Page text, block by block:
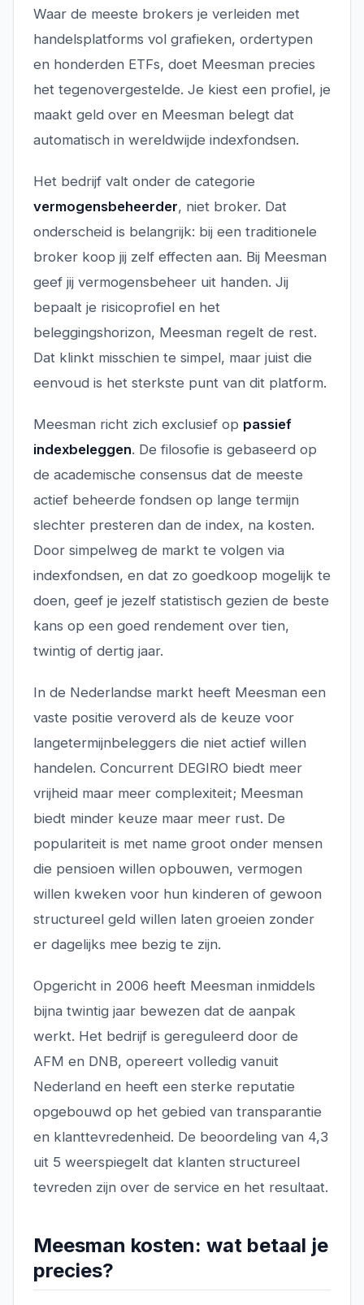
Waar de meeste brokers je verleiden met
handelsplatforms vol grafieken, ordertypen
en honderden ETFs, doet Meesman precies
het tegenovergestelde. Je kiest een profiel, je
maakt geld over en Meesman belegt dat
automatisch in wereldwijde indexfondsen.
Het bedrijf valt onder de categorie
vermogensbeheerder, niet broker. Dat
onderscheid is belangrijk: bij een traditionele
broker koop jij zelf effecten aan. Bij Meesman
geef jij vermogensbeheer uit handen. Jij
bepaalt je risicoprofiel en het
beleggingshorizon, Meesman regelt de rest.
Dat klinkt misschien te simpel, maar juist die
eenvoud is het sterkste punt van dit platform.
Meesman richt zich exclusief op passief
indexbeleggen. De filosofie is gebaseerd op
de academische consensus dat de meeste
actief beheerde fondsen op lange termijn
slechter presteren dan de index, na kosten.
Door simpelweg de markt te volgen via
indexfondsen, en dat zo goedkoop mogelijk te
doen, geef je jezelf statistisch gezien de beste
kans op een goed rendement over tien,
twintig of dertig jaar.
In de Nederlandse markt heeft Meesman een
vaste positie veroverd als de keuze voor
langetermijnbeleggers die niet actief willen
handelen. Concurrent DEGIRO biedt meer
vrijheid maar meer complexiteit; Meesman
biedt minder keuze maar meer rust. De
populariteit is met name groot onder mensen
die pensioen willen opbouwen, vermogen
willen kweken voor hun kinderen of gewoon
structureel geld willen laten groeien zonder
er dagelijks mee bezig te zijn.
Opgericht in 2006 heeft Meesman inmiddels
bijna twintig jaar bewezen dat de aanpak
werkt. Het bedrijf is gereguleerd door de
AFM en DNB, opereert volledig vanuit
Nederland en heeft een sterke reputatie
opgebouwd op het gebied van transparantie
en klanttevredenheid. De beoordeling van 4,3
uit 5 weerspiegelt dat klanten structureel
tevreden zijn over de service en het resultaat.
Meesman kosten: wat betaal je
precies?